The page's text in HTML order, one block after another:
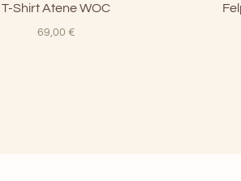
T-Shirt Atene WOC
69,00 €